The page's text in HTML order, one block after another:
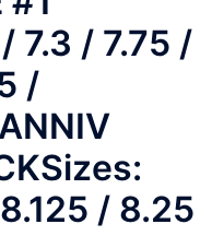
7.3 / 7.75 /
/
/ 8.25